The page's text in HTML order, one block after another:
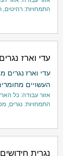
התמחויות: רהיטים,
עדי וארז נגרים
עדי וארז נגרים
העשויים
אזור עבודה: כל
התמחויות: נגרים,
נגרית